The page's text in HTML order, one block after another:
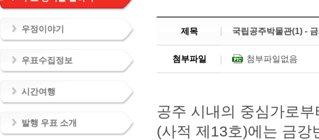
우정이야기
우표수집정보
시간여행
발행 우표 소개
제목 국립공주박물관(1) -
첨부파일 첨부파일없음
공주 시내의 중심가로
(사적 제13호)에는 금강